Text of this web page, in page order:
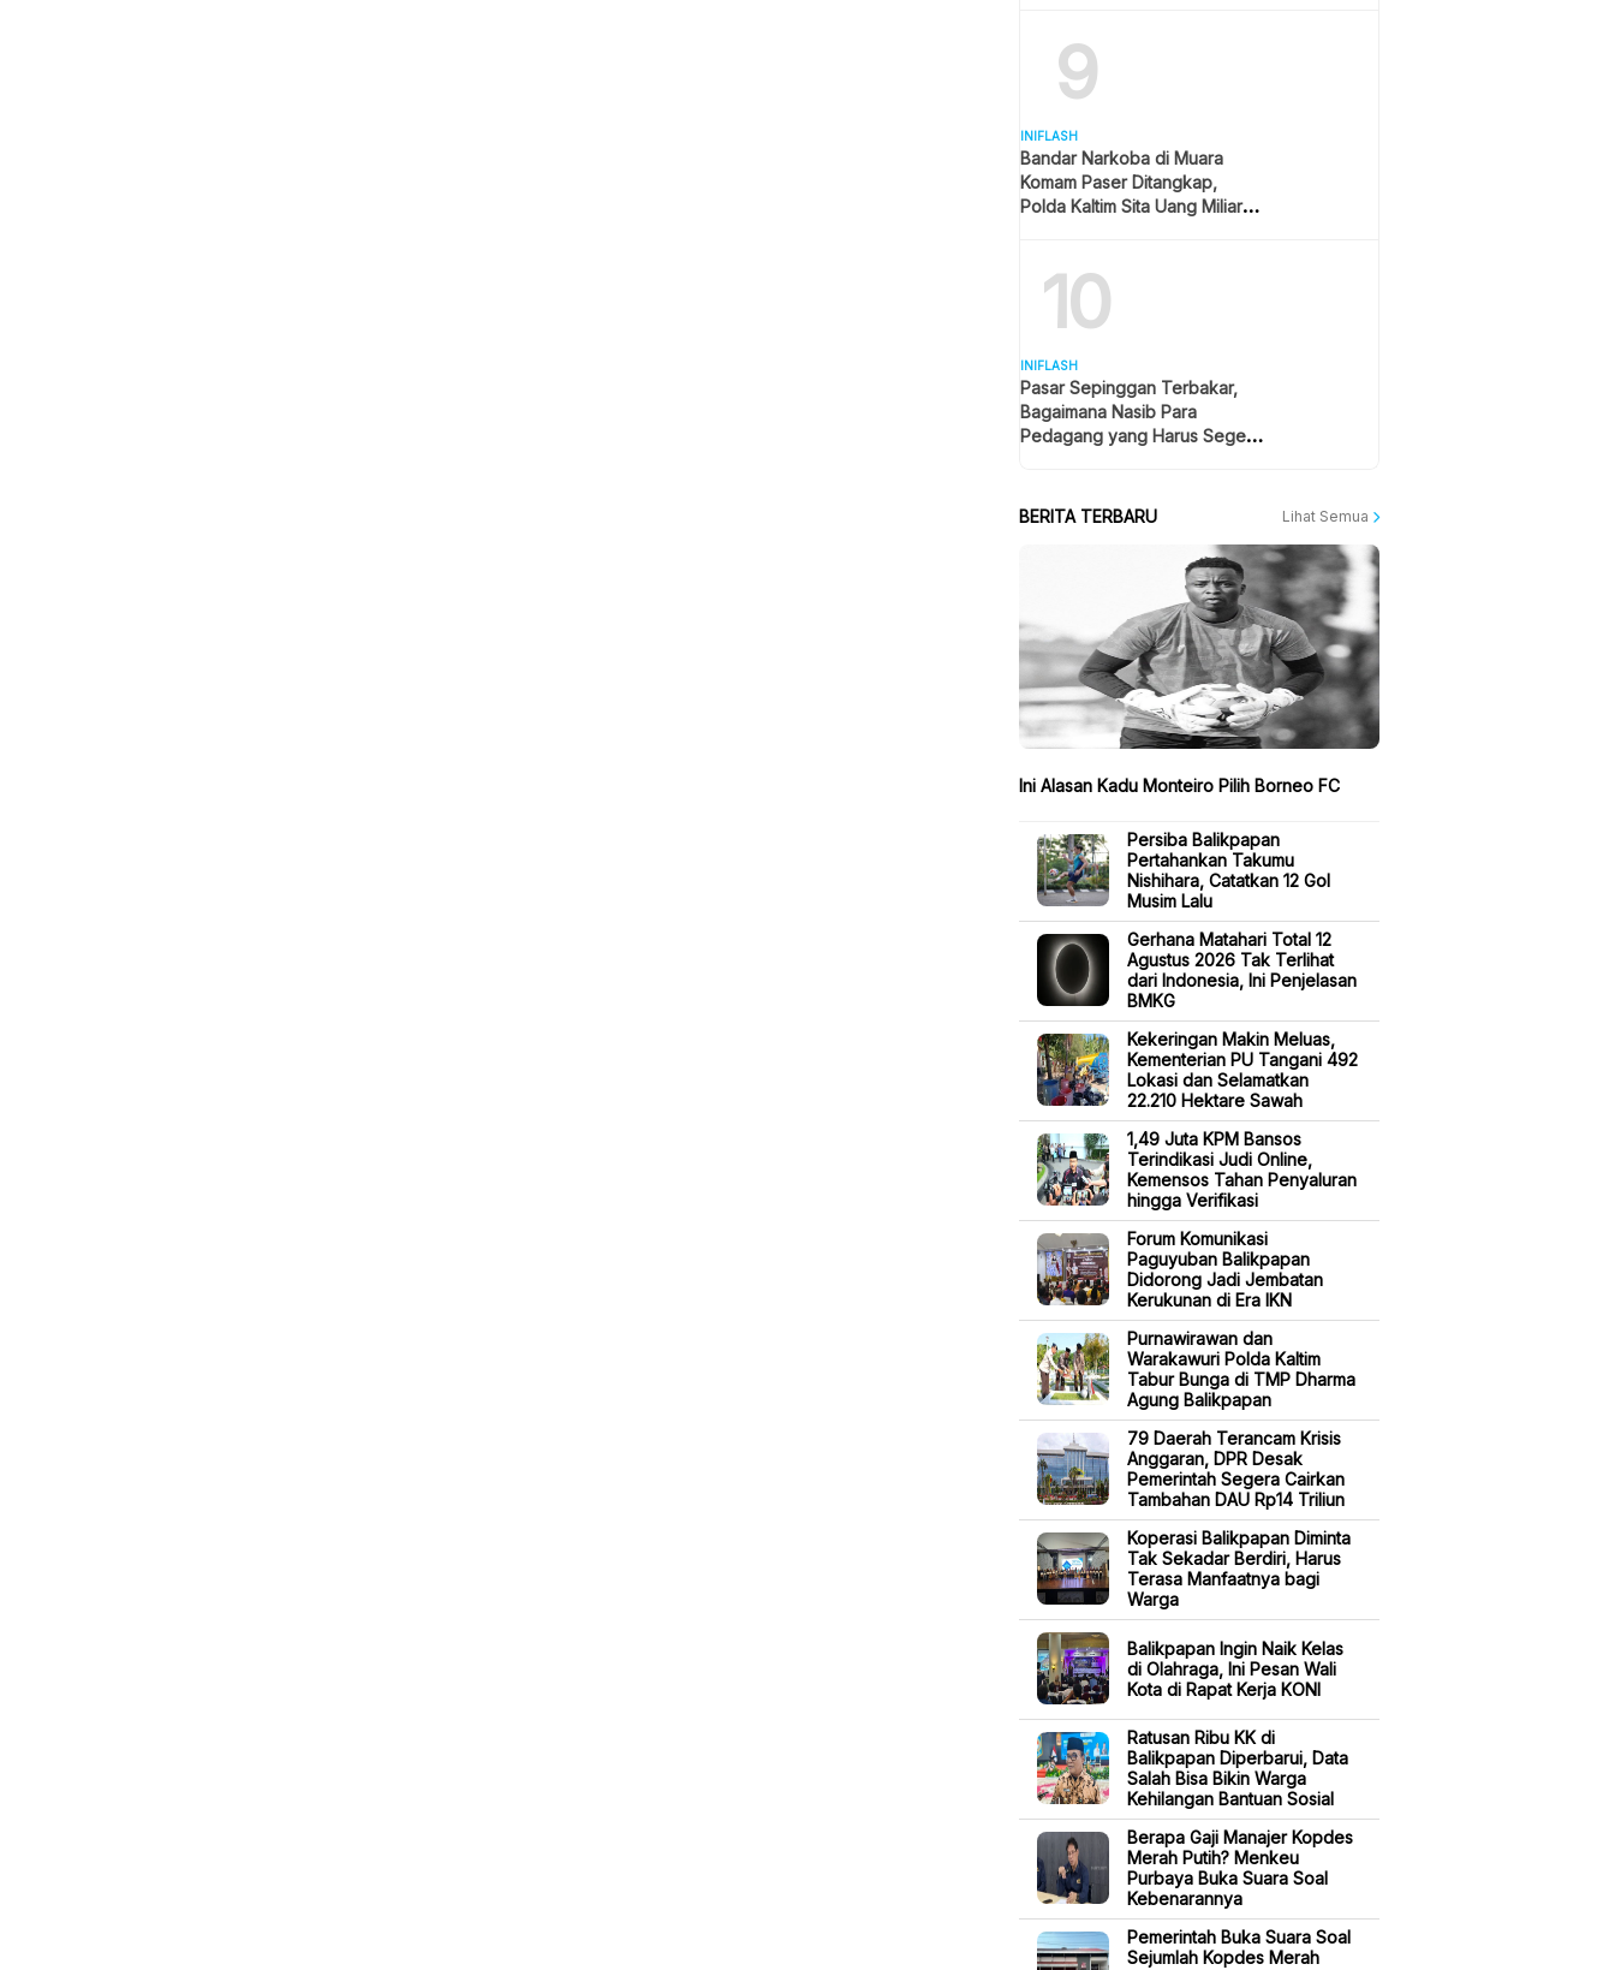
9
INIFLASH
Bandar Narkoba di Muara
Komam Paser Ditangkap,
Polda Kaltim Sita Uang Miliaran
10
INIFLASH
Pasar Sepinggan Terbakar,
Bagaimana Nasib Para
Pedagang yang Harus Segera
BERITA TERBARU Lihat Semua
Ini Alasan Kadu Monteiro Pilih Borneo FC
Persiba Balikpapan
Pertahankan Takumu
Nishihara, Catatkan 12 Gol
Musim Lalu
Gerhana Matahari Total 12
Agustus 2026 Tak Terlihat
dari Indonesia, Ini Penjelasan
BMKG
Kekeringan Makin Meluas,
Kementerian PU Tangani 492
Lokasi dan Selamatkan
22.210 Hektare Sawah
1,49 Juta KPM Bansos
Terindikasi Judi Online,
Kemensos Tahan Penyaluran
hingga Verifikasi
Forum Komunikasi
Paguyuban Balikpapan
Didorong Jadi Jembatan
Kerukunan di Era IKN
Purnawirawan dan
Warakawuri Polda Kaltim
Tabur Bunga di TMP Dharma
Agung Balikpapan
79 Daerah Terancam Krisis
Anggaran, DPR Desak
Pemerintah Segera Cairkan
Tambahan DAU Rp14 Triliun
Koperasi Balikpapan Diminta
Tak Sekadar Berdiri, Harus
Terasa Manfaatnya bagi
Warga
Balikpapan Ingin Naik Kelas
di Olahraga, Ini Pesan Wali
Kota di Rapat Kerja KONI
Ratusan Ribu KK di
Balikpapan Diperbarui, Data
Salah Bisa Bikin Warga
Kehilangan Bantuan Sosial
Berapa Gaji Manajer Kopdes
Merah Putih? Menkeu
Purbaya Buka Suara Soal
Kebenarannya
Pemerintah Buka Suara Soal
Sejumlah Kopdes Merah